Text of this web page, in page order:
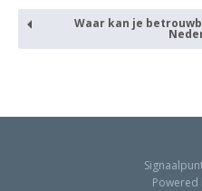
Waar kan je
Powered